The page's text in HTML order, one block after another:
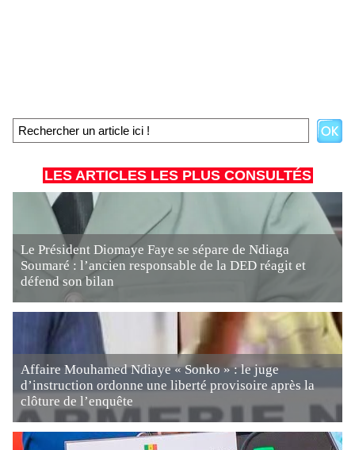
LES ARTICLES LES PLUS CONSULTÉS
Le Président Diomaye Faye se sépare de Ndiaga
Soumaré : l’ancien responsable de la DED réagit et
défend son bilan
Affaire Mouhamed Ndiaye « Sonko » : le juge
d’instruction ordonne une liberté provisoire après la
clôture de l’enquête